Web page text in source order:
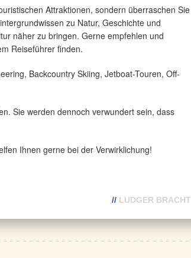
Attraktionen, sondern überraschen Sie
zu Natur, Geschichte und
näher zu bringen. Gerne empfehlen und
Reiseführer finden.
Backcountry Skiing, Jetboat-Touren, Off-
Sie werden dennoch verwundert sein, dass
Ihnen gerne bei der Verwirklichung!
// LUDGER BRACHT